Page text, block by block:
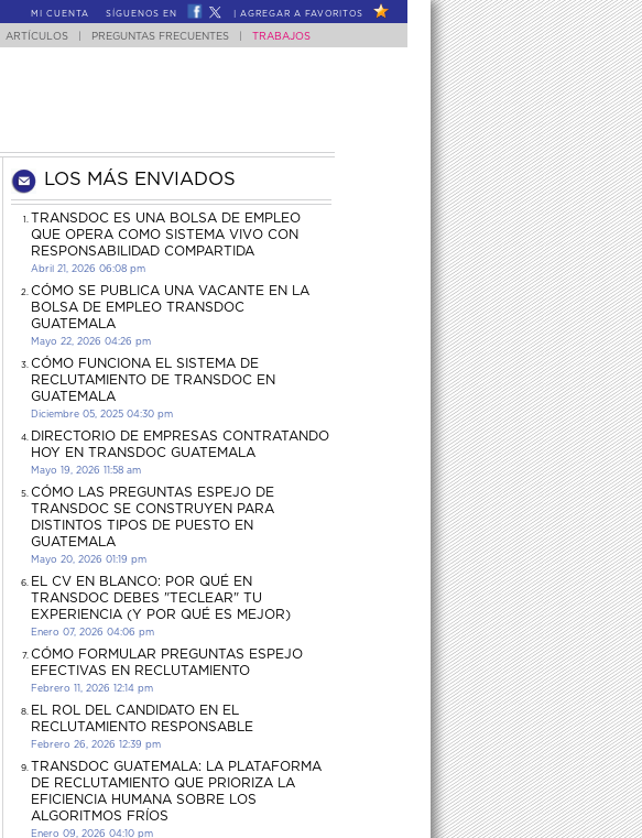
MI CUENTA SÍGUENOS EN AGREGAR A FAVORITOS
ARTÍCULOS PREGUNTAS FRECUENTES TRABAJOS
LOS MÁS ENVIADOS
TRANSDOC ES UNA BOLSA DE EMPLEO
QUE OPERA COMO SISTEMA VIVO CON
RESPONSABILIDAD COMPARTIDA
Abril 21, 2026 06:08 pm
CÓMO SE PUBLICA UNA VACANTE EN LA
BOLSA DE EMPLEO TRANSDOC
GUATEMALA
Mayo 22, 2026 04:26 pm
CÓMO FUNCIONA EL SISTEMA DE
RECLUTAMIENTO DE TRANSDOC EN
GUATEMALA
Diciembre 05, 2025 04:30 pm
DIRECTORIO DE EMPRESAS CONTRATANDO
HOY EN TRANSDOC GUATEMALA
Mayo 19, 2026 11:58 am
CÓMO LAS PREGUNTAS ESPEJO DE
TRANSDOC SE CONSTRUYEN PARA
DISTINTOS TIPOS DE PUESTO EN
GUATEMALA
Mayo 20, 2026 01:19 pm
EL CV EN BLANCO: POR QUÉ EN
TRANSDOC DEBES "TECLEAR" TU
EXPERIENCIA (Y POR QUÉ ES MEJOR)
Enero 07, 2026 04:06 pm
CÓMO FORMULAR PREGUNTAS ESPEJO
EFECTIVAS EN RECLUTAMIENTO
Febrero 11, 2026 12:14 pm
EL ROL DEL CANDIDATO EN EL
RECLUTAMIENTO RESPONSABLE
Febrero 26, 2026 12:39 pm
TRANSDOC GUATEMALA: LA PLATAFORMA
DE RECLUTAMIENTO QUE PRIORIZA LA
EFICIENCIA HUMANA SOBRE LOS
ALGORITMOS FRÍOS
Enero 09, 2026 04:10 pm